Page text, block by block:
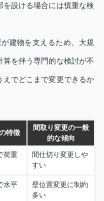
設ける場合には慎重な検
建物を支えるため、大規
を伴う専門的な検討が不
でどこまで変更できるか
特徴
間取り変更の一般
的な傾向
荷重
間仕切り変更しや
すい
水平
壁位置変更に制約
多い